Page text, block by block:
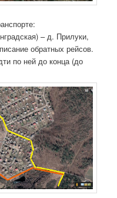
– д. Прилуки,
обратных рейсов.
по ней до конца (до